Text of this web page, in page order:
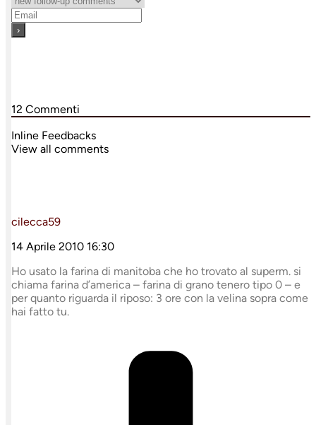
12 Commenti
Inline Feedbacks
View all comments
cilecca59
14 Aprile 2010 16:30
Ho usato la farina di manitoba che ho trovato al superm. si
chiama farina d’america – farina di grano tenero tipo 0 – e
per quanto riguarda il riposo: 3 ore con la velina sopra come
hai fatto tu.